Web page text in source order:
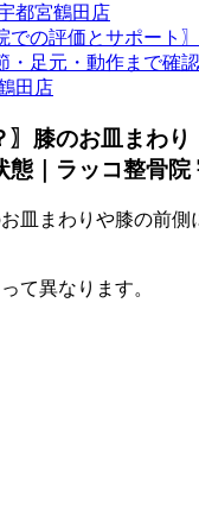
都宮鶴田店
での評価とサポート
・足元・動作まで確
田店
〗膝のお皿まわ
態｜ラッコ整骨院
皿まわりや膝の前側
て異なります。